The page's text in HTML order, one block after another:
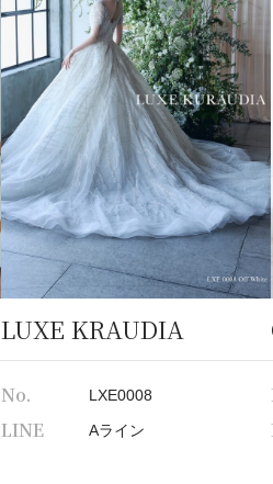
LUXE KRAUDIA
No. LXE0008
LINE Aライン